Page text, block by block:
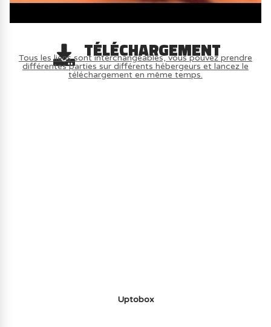
TÉLÉCHARGEMENT
Tous les liens sont interchangeables, vous pouvez prendre
différentes parties sur différents hébergeurs et lancez le
téléchargement en même temps.
Uptobox